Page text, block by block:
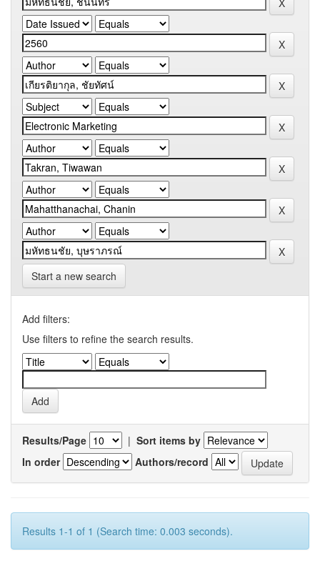
Start a new search
Add filters:
Use filters to refine the search results.
Results/Page | Sort items by
In order
Authors/record
Results 1-1 of 1 (Search time: 0.003 seconds).